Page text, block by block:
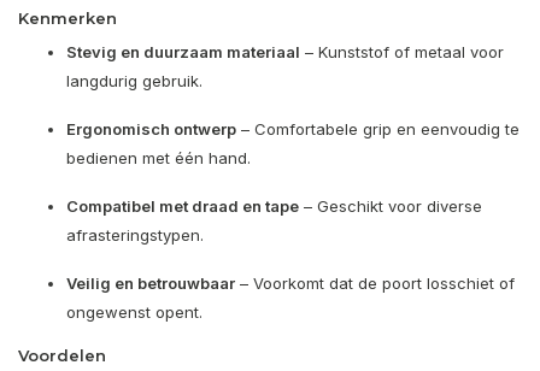
Kenmerken
Stevig en duurzaam materiaal – Kunststof of metaal voor
langdurig gebruik.
Ergonomisch ontwerp – Comfortabele grip en eenvoudig te
bedienen met één hand.
Compatibel met draad en tape – Geschikt voor diverse
afrasteringstypen.
Veilig en betrouwbaar – Voorkomt dat de poort losschiet of
ongewenst opent.
Voordelen